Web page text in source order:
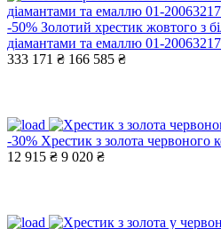
-50% Золотий хрестик жовтого з
діамантами та емаллю 01-
333 171 ₴ 166 585 ₴
-30% Хрестик з золота червоного
12 915 ₴ 9 020 ₴